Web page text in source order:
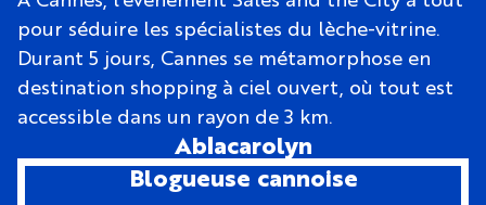
pour séduire les spécialistes du lèche-vitrine.
Durant 5 jours, Cannes se métamorphose en
destination shopping à ciel ouvert, où tout est
accessible dans un rayon de 3 km.
Ablacarolyn
Blogueuse cannoise